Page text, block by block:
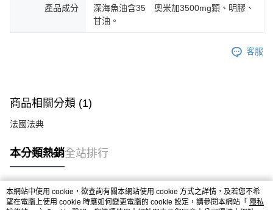
產品成分
深海魚油含35 奧米加3500mg顆、明膠、
甘油。
客服
商品相關分類 (1)
法國法典
本分類熱銷全站排行
熱門標籤
本網站中使用 cookie，欲查詢有關本網站使用 cookie 方式之詳情，及若您不希
望在電腦上使用 cookie 時應如何變更電腦的 cookie 設定，請參閱本網站「 隱私